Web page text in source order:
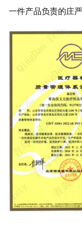
一件产品负责的庄严